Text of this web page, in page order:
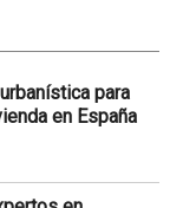
para
en España